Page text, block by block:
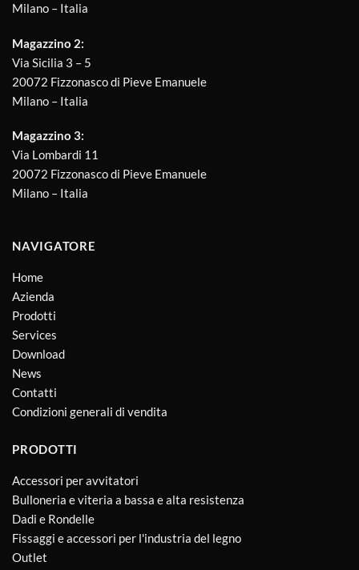
Milano – Italia
Magazzino 2:
Via Sicilia 3 – 5
20072 Fizzonasco di Pieve Emanuele
Milano – Italia
Magazzino 3:
Via Lombardi 11
20072 Fizzonasco di Pieve Emanuele
Milano – Italia
NAVIGATORE
Home
Azienda
Prodotti
Services
Download
News
Contatti
Condizioni generali di vendita
PRODOTTI
Accessori per avvitatori
Bulloneria e viteria a bassa e alta resistenza
Dadi e Rondelle
Fissaggi e accessori per l'industria del legno
Outlet